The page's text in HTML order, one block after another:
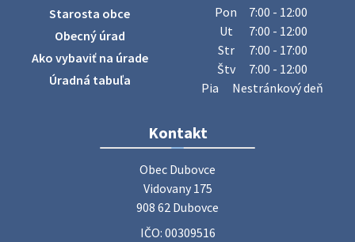
Obecný úrad oznamuje občanom, že v stredu 29. júla 2026
sa v našej obci uskutoční zber železa. Pracovníci Obecného
úradu budú od 8.00 hod. prechádzať obcou a zbierať
železný odpad …
27. júla 2026 06:31
Zájazd do Veľkého Medera
Základná organizácia Únie žien Slovenska Dubovce
srdečne pozýva svoje členky, ich rodinných príslušníkov aj
priateľov na jednodňový zájazd na termálne kúpalisko
Starosta obce
Obecný úrad
Ako vybaviť na úrade
Úradná tabuľa
Pon
7:00 - 12:00
Ut
7:00 - 12:00
Str
7:00 - 17:00
Štv
7:00 - 12:00
Pia
Nestránkový deň
Kontakt
Obec Dubovce
Vidovany 175
908 62 Dubovce
IČO: 00309516